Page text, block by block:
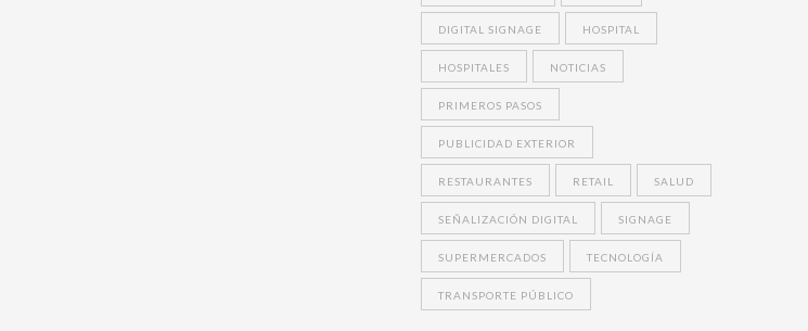
DIGITAL SIGNAGE HOSPITAL
HOSPITALES NOTICIAS
PRIMEROS PASOS
PUBLICIDAD EXTERIOR
RESTAURANTES RETAIL SALUD
SEÑALIZACIÓN DIGITAL SIGNAGE
SUPERMERCADOS TECNOLOGÍA
TRANSPORTE PÚBLICO